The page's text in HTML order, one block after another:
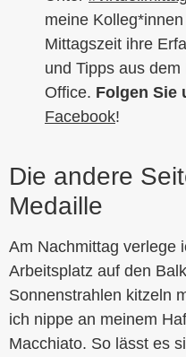
meine
Mittagszeit ihre
und Tipps aus dem
Office. Folgen Sie
Facebook!
Die andere
Medaille
Am Nachmittag verlege
Arbeitsplatz auf den
Sonnenstrahlen kitzeln
ich nippe an meinem
Macchiato. So lässt es